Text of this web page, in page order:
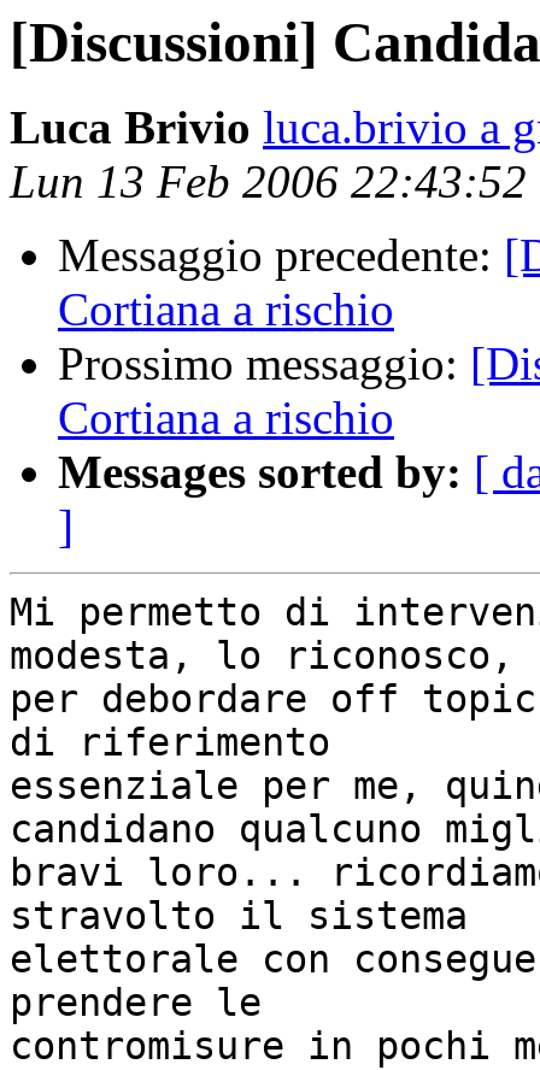
[Discussioni]
Luca Brivio luca.brivio a
Lun 13 Feb 2006 22:43:52
Messaggio precedente:
Cortiana a rischio
Prossimo messaggio:
Cortiana a rischio
Messages sorted by: [
]
Mi permetto di
modesta, lo riconosco,
per debordare off
di riferimento
essenziale per me,
candidano qualcuno
bravi loro...
stravolto il sistema
elettorale con
prendere le
contromisure in pochi